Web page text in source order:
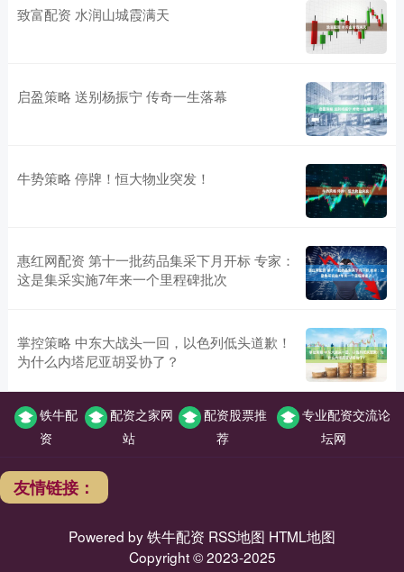
致富配资 水润山城霞满天
启盈策略 送别杨振宁 传奇一生落幕
牛势策略 停牌！恒大物业突发！
惠红网配资 第十一批药品集采下月开标 专家：
这是集采实施7年来一个里程碑批次
掌控策略 中东大战头一回，以色列低头道歉！
为什么内塔尼亚胡妥协了？
铁牛配
资
配资之家网
站
配资股票推
荐
专业配资交流论
坛网
友情链接：
Powered by铁牛配资 RSS地图 HTML地图
Copyright© 2023-2025